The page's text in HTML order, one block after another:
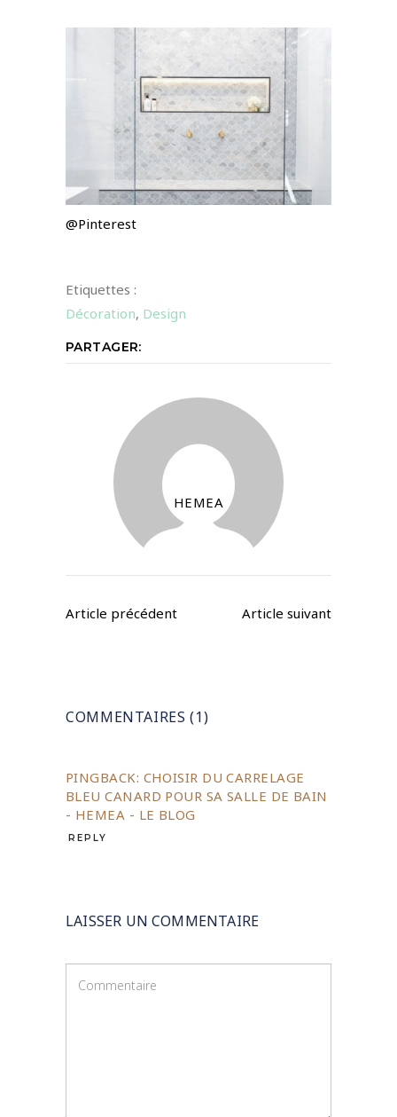
@Pinterest
Etiquettes :
Décoration, Design
PARTAGER:
HEMEA
COMMENTAIRES (1)
PINGBACK: CHOISIR DU CARRELAGE
BLEU CANARD POUR SA SALLE DE BAIN
- HEMEA - LE BLOG
REPLY
LAISSER UN COMMENTAIRE